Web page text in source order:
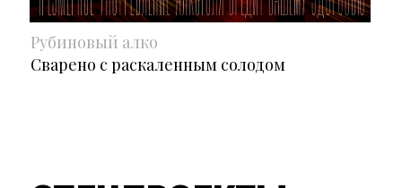
Рубиновый алко
Сварено с раскаленным солодом